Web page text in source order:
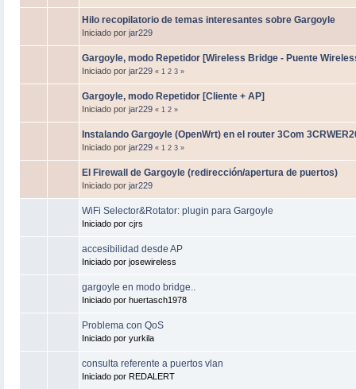
Hilo recopilatorio de temas interesantes sobre Gargoyle
Iniciado por jar229
Gargoyle, modo Repetidor [Wireless Bridge - Puente
Iniciado por jar229 « 1 2 3»
Gargoyle, modo Repetidor [Cliente + AP]
Iniciado por jar229 « 1 2»
Instalando Gargoyle (OpenWrt) en el router 3Com
Iniciado por jar229 « 1 2 3»
El Firewall de Gargoyle (redirección/apertura de puertos)
Iniciado por jar229
WiFi Selector&Rotator: plugin para Gargoyle
Iniciado por cjrs
accesibilidad desde AP
Iniciado por josewireless
gargoyle en modo bridge..
Iniciado por huertasch1978
Problema con QoS
Iniciado por yurkila
consulta referente a puertos vlan
Iniciado por REDALERT